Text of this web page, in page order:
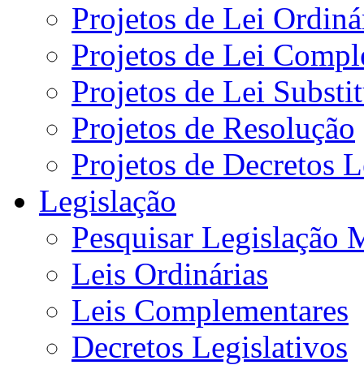
Projetos de Lei
Projetos de Lei
Projetos de Lei
Projetos de Resolução
Projetos de Decretos
Legislação
Pesquisar Legislação
Leis Ordinárias
Leis Complementares
Decretos Legislativos